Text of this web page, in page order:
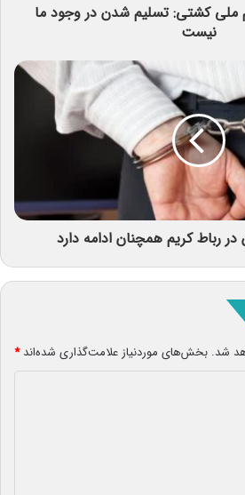
ملی کشتی‌: تسلیم شدن در وجود ما
نیست
رباط کریم همچنان ادامه دارد
شد. بخش‌های موردنیاز علامت‌گذاری شده‌اند*